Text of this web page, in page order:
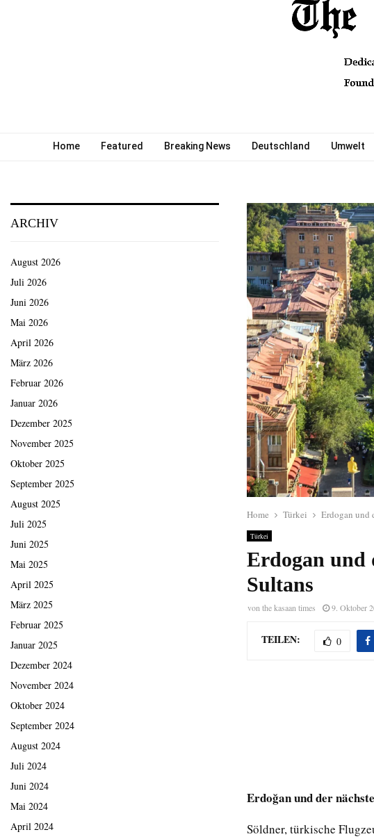
Home Featured Breaking News Deutschland Umwelt
Home Türkei Erdogan und
Türkei
Erdogan und
Sultans
von the kasaan times 9. Oktober
TEILEN: 0
Erdoğan und der
Söldner, türkische
ARCHIV
August 2026
Juli 2026
Juni 2026
Mai 2026
April 2026
März 2026
Februar 2026
Januar 2026
Dezember 2025
November 2025
Oktober 2025
September 2025
August 2025
Juli 2025
Juni 2025
Mai 2025
April 2025
März 2025
Februar 2025
Januar 2025
Dezember 2024
November 2024
Oktober 2024
September 2024
August 2024
Juli 2024
Juni 2024
Mai 2024
April 2024